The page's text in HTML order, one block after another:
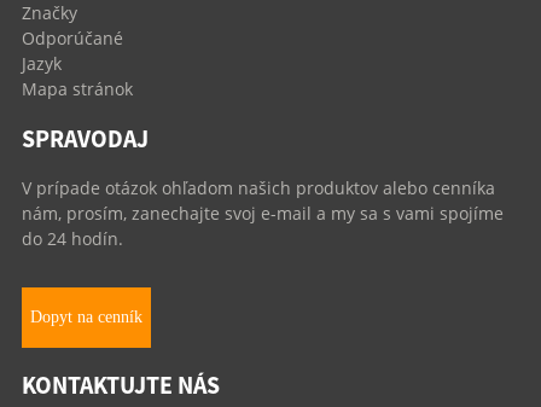
Značky
Odporúčané
Jazyk
Mapa stránok
SPRAVODAJ
V prípade otázok ohľadom našich produktov alebo cenníka
nám, prosím, zanechajte svoj e-mail a my sa s vami spojíme
do 24 hodín.
Dopyt na cenník
KONTAKTUJTE NÁS